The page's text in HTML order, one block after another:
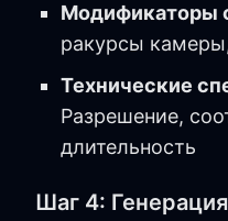
Модификаторы
ракурсы
Технические
Разрешение,
длительность
Шаг 4: